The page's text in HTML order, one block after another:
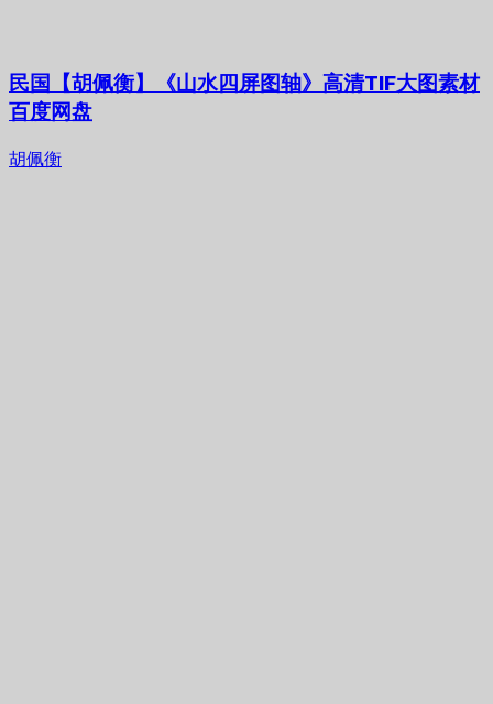
民国【胡佩衡】《山水四屏图轴》高清TIF大图素材
百度网盘
胡佩衡